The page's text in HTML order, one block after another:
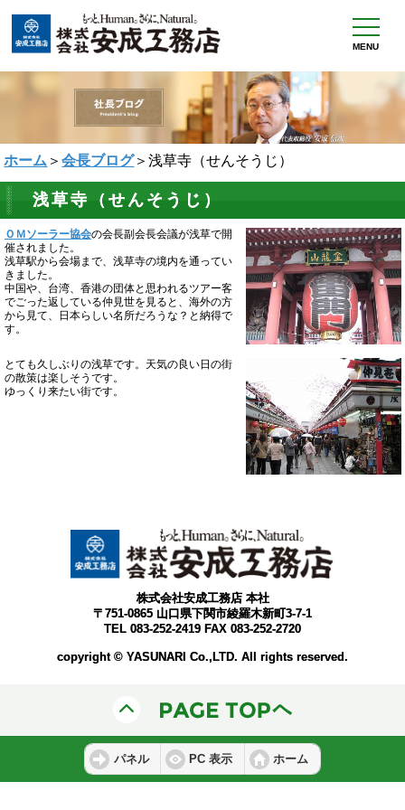
MENU
ホーム ＞会長ブログ＞浅草寺（せんそうじ）
浅草寺（せんそうじ）
ＯＭソーラー協会の会長副会長会議が浅草で開
催されました。
浅草駅から会場まで、浅草寺の境内を通ってい
きました。
中国や、台湾、香港の団体と思われるツアー客
でごった返している仲見世を見ると、海外の方
から見て、日本らしい名所だろうな？と納得で
す。
とても久しぶりの浅草です。天気の良い日の街
の散策は楽しそうです。
ゆっくり来たい街です。
株式会社安成工務店 本社
〒751-0865 山口県下関市綾羅木新町3-7-1
TEL 083-252-2419 FAX 083-252-2720
copyright © YASUNARI Co.,LTD. All rights reserved.
パネル PC 表示 ホーム